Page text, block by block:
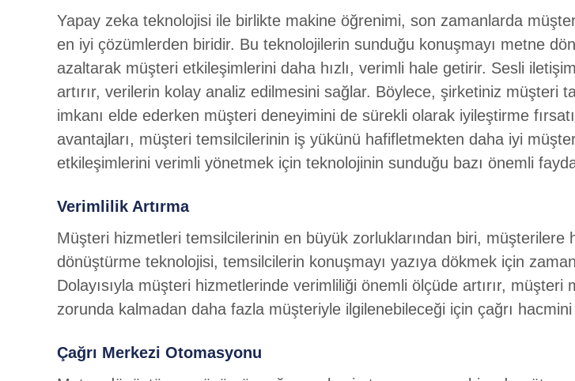
Yapay zeka teknolojisi ile birlikte makine öğrenimi, son zamanlarda
en iyi çözümlerden biridir. Bu teknolojilerin sunduğu konuşmayı metne
azaltarak müşteri etkileşimlerini daha hızlı, verimli hale getirir. Sesli
artırır, verilerin kolay analiz edilmesini sağlar. Böylece, şirketiniz
imkanı elde ederken müşteri deneyimini de sürekli olarak iyileştirme
avantajları, müşteri temsilcilerinin iş yükünü hafifletmekten daha iyi
etkileşimlerini verimli yönetmek için teknolojinin sunduğu bazı önemli
Verimlilik Artırma
Müşteri hizmetleri temsilcilerinin en büyük zorluklarından biri, müşterilere
dönüştürme teknolojisi, temsilcilerin konuşmayı yazıya dökmek için
Dolayısıyla müşteri hizmetlerinde verimliliği önemli ölçüde artırır,
zorunda kalmadan daha fazla müşteriyle ilgilenebileceği için çağrı
Çağrı Merkezi Otomasyonu